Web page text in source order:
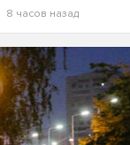
8 часов назад